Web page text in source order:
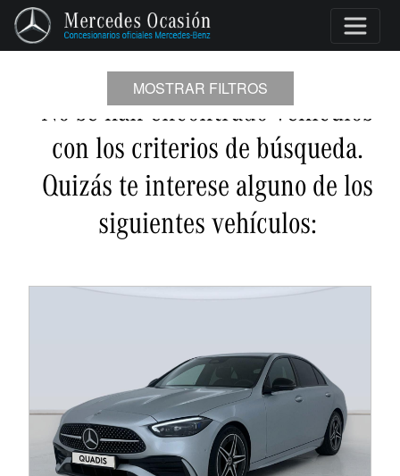
MOSTRAR FILTROS
No se han encontrado vehículos
con los criterios de búsqueda.
Quizás te interese alguno de los
siguientes vehículos: